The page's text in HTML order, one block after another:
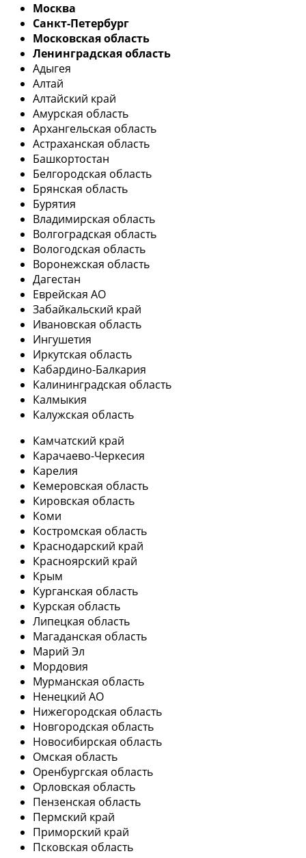
Москва
Санкт-Петербург
Московская область
Ленинградская область
Адыгея
Алтай
Алтайский край
Амурская область
Архангельская область
Астраханская область
Башкортостан
Белгородская область
Брянская область
Бурятия
Владимирская область
Волгоградская область
Вологодская область
Воронежская область
Дагестан
Еврейская АО
Забайкальский край
Ивановская область
Ингушетия
Иркутская область
Кабардино-Балкария
Калининградская область
Калмыкия
Калужская область
Камчатский край
Карачаево-Черкесия
Карелия
Кемеровская область
Кировская область
Коми
Костромская область
Краснодарский край
Красноярский край
Крым
Курганская область
Курская область
Липецкая область
Магаданская область
Марий Эл
Мордовия
Мурманская область
Ненецкий АО
Нижегородская область
Новгородская область
Новосибирская область
Омская область
Оренбургская область
Орловская область
Пензенская область
Пермский край
Приморский край
Псковская область